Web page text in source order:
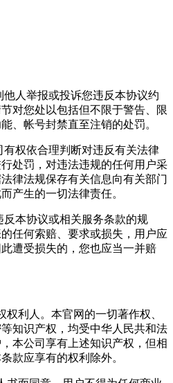
他人举报或投诉您违反本协议约
对您处以包括但不限于警告、限
、帐号封禁直至注销的处罚。
有权依合理判断对违反有关法律
处罚，对违法违规的任何用户采
律法规保存有关信息向有关部门
产生的一切法律责任。
反本协议或相关服务条款的规
任何索赔、要求或损失，用户应
遭受损失的，您也应当一并赔
权利人。本官网的一切著作权、
知识产权，均受中华人民共和法
本公司享有上述知识产权，但相
款应享有的权利除外。